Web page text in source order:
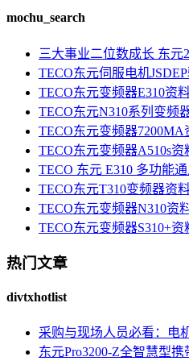
mochu_search
三大事业二位数成长 东元
TECO东元伺服电机
TECO东元变频器E310资
TECO东元N310系列变频
TECO东元变频器
TECO东元变频器A510s
TECO 东元 E310 多功能
TECO东元T310变频器资
TECO东元变频器N310资
TECO东元变频器S310+
热门文章
divtxhotlist
采购与现场人员必看：电
东元Pro3200-Z全智慧型